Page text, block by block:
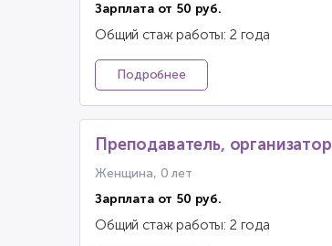
Зарплата от 50 руб.
Общий стаж работы: 2 года
Подробнее
Преподаватель, организатор
Женщина, 0 лет
Зарплата от 50 руб.
Общий стаж работы: 2 года